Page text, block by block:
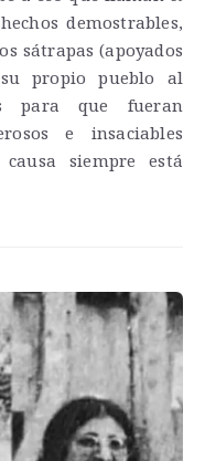
demostrables,
sátrapas (apoyados
propio pueblo al
para que fueran
e insaciables
siempre está